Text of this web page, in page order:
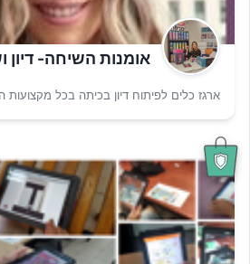
אומנות השיחה- דיון
ארגז כלים לפיתוח דיון בכיתה בכל מקצועות